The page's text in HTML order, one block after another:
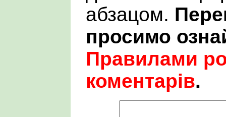
абзацом.
просимо
Правилами
коментарів.